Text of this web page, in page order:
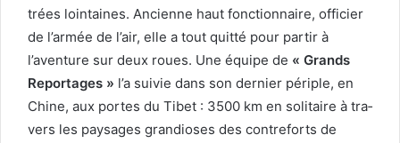
trées loin­taines. Anci­enne haut fonc­tion­naire, offici­er
de l’armée de l’air, elle a tout quit­té pour par­tir à
l’aventure sur deux roues. Une équipe de « Grands
Reportages » l’a suiv­ie dans son dernier périple, en
Chine, aux portes du Tibet : 3500 km en soli­taire à tra­
vers les paysages grandios­es des con­tre­forts de